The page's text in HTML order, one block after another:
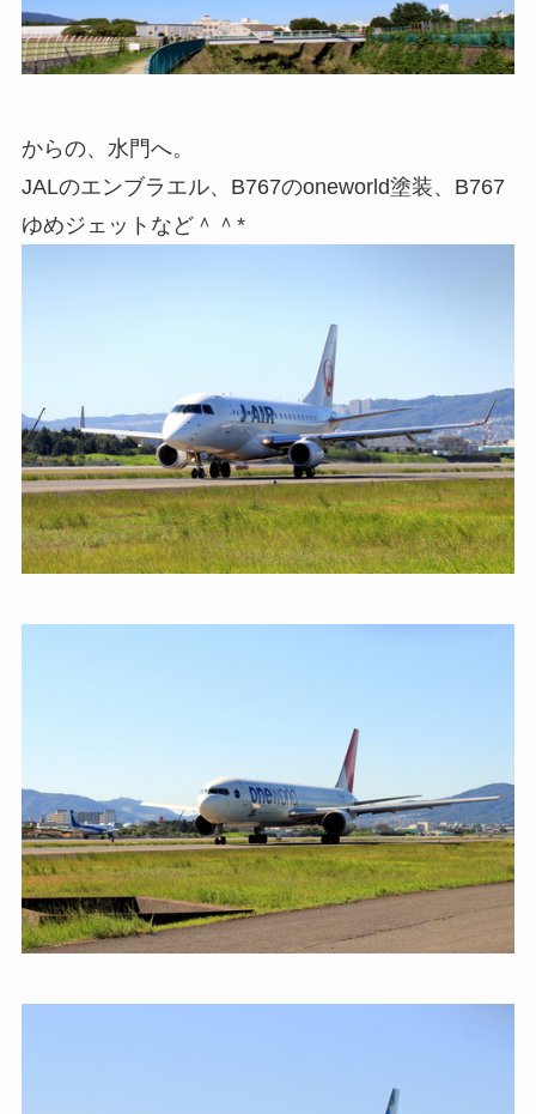
からの、水門へ。
JALのエンブラエル、B767のoneworld塗装、B767
ゆめジェットなど＾＾*